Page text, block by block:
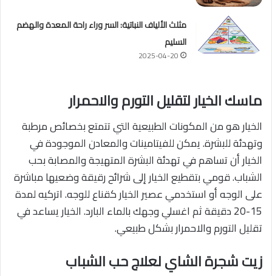
مثلث الألياف النباتية: السر وراء راحة المعدة والهضم
السليم
2025-04-20
ماسك الخيار لتقليل التورم والاحمرار
الخيار هو من المكونات الطبيعية التي تتمتع بخصائص مرطبة
وتهدئة للبشرة. يمكن للفيتامينات والمعادن الموجودة في
الخيار أن تساهم في تهدئة البشرة المتهيجة والمصابة بحب
الشباب. قومي بتقطيع الخيار إلى شرائح رقيقة وضعيها مباشرة
على الوجه أو استخدمي عصير الخيار كقناع للوجه. اتركيه لمدة
15-20 دقيقة ثم اغسلي وجهك بالماء البارد. الخيار يساعد في
تقليل التورم والاحمرار بشكل طبيعي.
زيت شجرة الشاي لعلاج حب الشباب